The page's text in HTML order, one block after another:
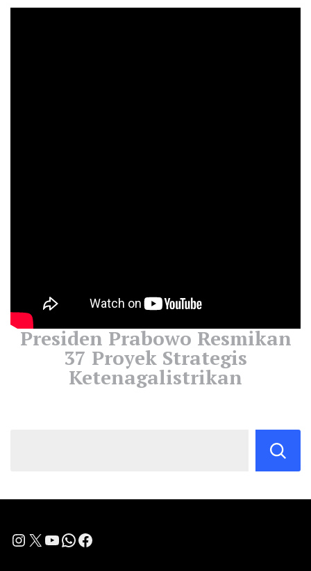
Presiden Prabowo Resmikan
37 Proyek Strategis
Ketenagalistrikan
Instagram
X YouTube
WhatsApp
Facebook